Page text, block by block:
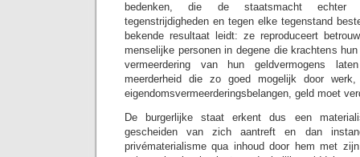
bedenken, die de staatsmacht echter
tegenstrijdigheden en tegen elke tegenstand
bekende resultaat leidt: ze reproduceert
menselijke personen in degene die krachtens
vermeerdering van hun geldvermogens
meerderheid die zo goed mogelijk door
eigendomsvermeerderingsbelangen, geld moet
De burgerlijke staat erkent dus een
gescheiden van zich aantreft en dan
privématerialisme qua inhoud door hem met